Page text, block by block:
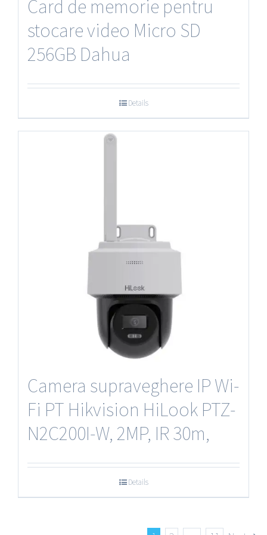
Card de memorie pentru
stocare video Micro SD
256GB Dahua
Details
Camera supraveghere IP Wi-
Fi PT Hikvision HiLook PTZ-
N2C200I-W, 2MP, IR 30m,
Details